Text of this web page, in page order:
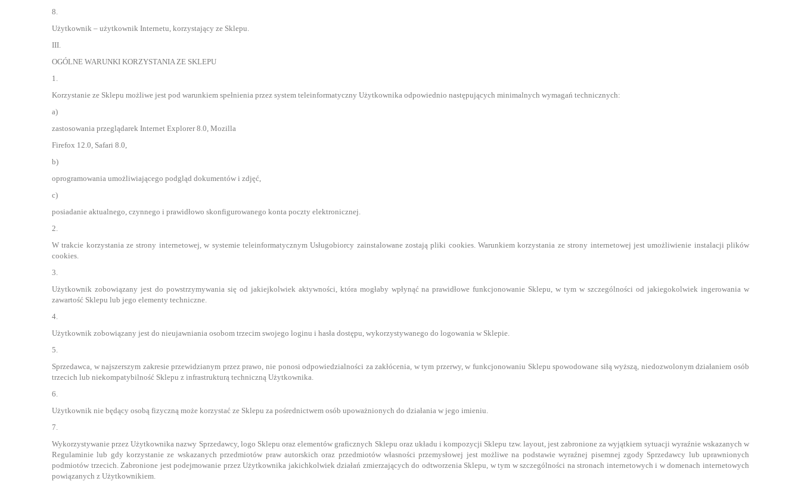
8.
Użytkownik – użytkownik Internetu, korzystający ze Sklepu.
III.
OGÓLNE WARUNKI KORZYSTANIA ZE SKLEPU
1.
Korzystanie ze Sklepu możliwe jest pod warunkiem spełnienia przez system teleinformatyczny Użytkownika odpowiednio następujących minimalnych wymagań technicznych:
a)
zastosowania przeglądarek Internet Explorer 8.0, Mozilla
Firefox 12.0, Safari 8.0,
b)
oprogramowania umożliwiającego podgląd dokumentów i zdjęć,
c)
posiadanie aktualnego, czynnego i prawidłowo skonfigurowanego konta poczty elektronicznej.
2.
W trakcie korzystania ze strony internetowej, w systemie teleinformatycznym Usługobiorcy zainstalowane zostają pliki cookies. Warunkiem korzystania ze strony internetowej jest umożliwienie instalacji plików
cookies.
3.
Użytkownik zobowiązany jest do powstrzymywania się od jakiejkolwiek aktywności, która mogłaby wpłynąć na prawidłowe funkcjonowanie Sklepu, w tym w szczególności od jakiegokolwiek ingerowania w
zawartość Sklepu lub jego elementy techniczne.
4.
Użytkownik zobowiązany jest do nieujawniania osobom trzecim swojego loginu i hasła dostępu, wykorzystywanego do logowania w Sklepie.
5.
Sprzedawca, w najszerszym zakresie przewidzianym przez prawo, nie ponosi odpowiedzialności za zakłócenia, w tym przerwy, w funkcjonowaniu Sklepu spowodowane siłą wyższą, niedozwolonym działaniem osób
trzecich lub niekompatybilność Sklepu z infrastrukturą techniczną Użytkownika.
6.
Użytkownik nie będący osobą fizyczną może korzystać ze Sklepu za pośrednictwem osób upoważnionych do działania w jego imieniu.
7.
Wykorzystywanie przez Użytkownika nazwy Sprzedawcy, logo Sklepu oraz elementów graficznych Sklepu oraz układu i kompozycji Sklepu tzw. layout, jest zabronione za wyjątkiem sytuacji wyraźnie wskazanych w
Regulaminie lub gdy korzystanie ze wskazanych przedmiotów praw autorskich oraz przedmiotów własności przemysłowej jest możliwe na podstawie wyraźnej pisemnej zgody Sprzedawcy lub uprawnionych
podmiotów trzecich. Zabronione jest podejmowanie przez Użytkownika jakichkolwiek działań zmierzających do odtworzenia Sklepu, w tym w szczególności na stronach internetowych i w domenach internetowych
powiązanych z Użytkownikiem.